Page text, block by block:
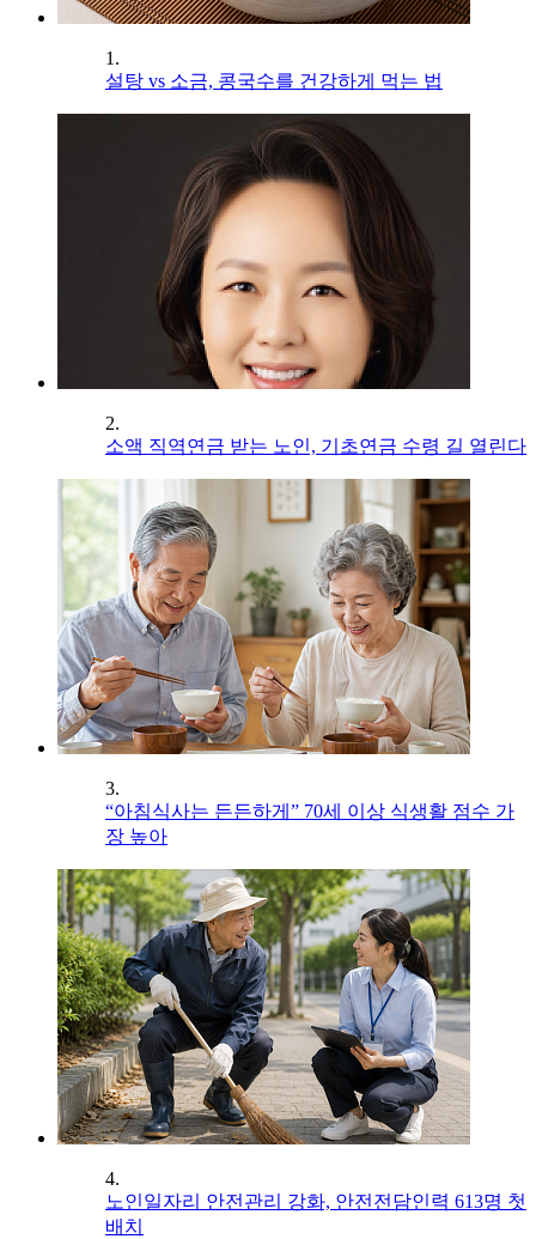
1.
설탕 vs 소금, 콩국수를 건강하게 먹는 법
2.
소액 직역연금 받는 노인, 기초연금 수령 길 열린다
3.
“아침식사는 든든하게” 70세 이상 식생활 점수 가
장 높아
4.
노인일자리 안전관리 강화, 안전전담인력 613명 첫
배치